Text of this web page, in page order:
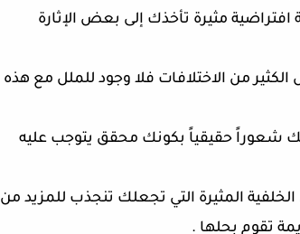
مثيرة تأخذك إلى بعض الإثارة
من الاختلافات فلا وجود للملل مع هذه
شعوراً حقيقياً بكونك محقق يتوجب عليه
المثيرة التي تجعلك تنجذب للمزيد من
تقوم بحلها .